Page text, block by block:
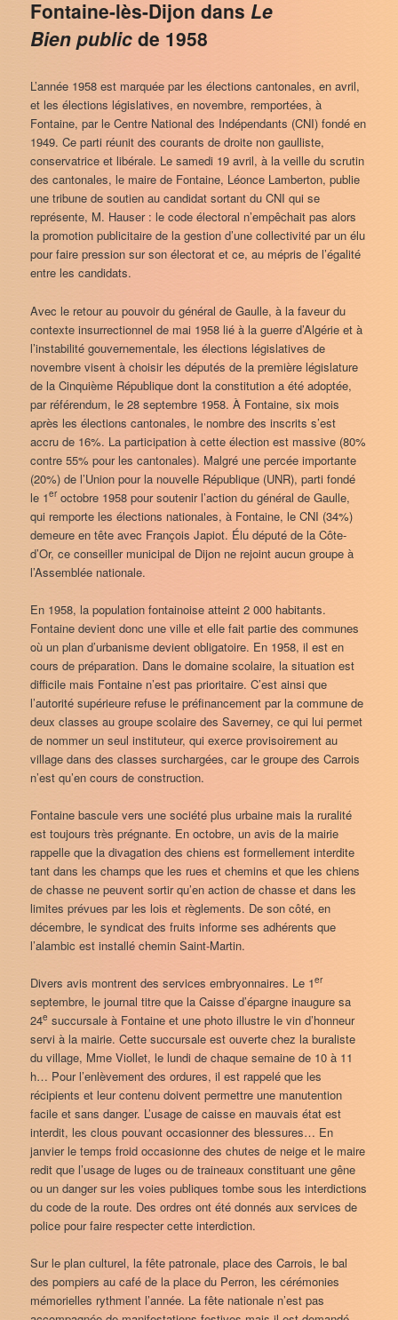
Fontaine-lès-Dijon dans Le
Bien public de 1958
L’année 1958 est marquée par les élections cantonales, en avril,
et les élections législatives, en novembre, remportées, à
Fontaine, par le Centre National des Indépendants (CNI) fondé en
1949. Ce parti réunit des courants de droite non gaulliste,
conservatrice et libérale. Le samedi 19 avril, à la veille du scrutin
des cantonales, le maire de Fontaine, Léonce Lamberton, publie
une tribune de soutien au candidat sortant du CNI qui se
représente, M. Hauser : le code électoral n’empêchait pas alors
la promotion publicitaire de la gestion d’une collectivité par un élu
pour faire pression sur son électorat et ce, au mépris de l’égalité
entre les candidats.
Avec le retour au pouvoir du général de Gaulle, à la faveur du
contexte insurrectionnel de mai 1958 lié à la guerre d’Algérie et à
l’instabilité gouvernementale, les élections législatives de
novembre visent à choisir les députés de la première législature
de la Cinquième République dont la constitution a été adoptée,
par référendum, le 28 septembre 1958. À Fontaine, six mois
après les élections cantonales, le nombre des inscrits s’est
accru de 16%. La participation à cette élection est massive (80%
contre 55% pour les cantonales). Malgré une percée importante
(20%) de l’Union pour la nouvelle République (UNR), parti fondé
le 1eroctobre 1958 pour soutenir l’action du général de Gaulle,
qui remporte les élections nationales, à Fontaine, le CNI (34%)
demeure en tête avec François Japiot. Élu député de la Côte-
d’Or, ce conseiller municipal de Dijon ne rejoint aucun groupe à
l’Assemblée nationale.
En 1958, la population fontainoise atteint 2 000 habitants.
Fontaine devient donc une ville et elle fait partie des communes
où un plan d’urbanisme devient obligatoire. En 1958, il est en
cours de préparation. Dans le domaine scolaire, la situation est
difficile mais Fontaine n’est pas prioritaire. C’est ainsi que
l’autorité supérieure refuse le préfinancement par la commune de
deux classes au groupe scolaire des Saverney, ce qui lui permet
de nommer un seul instituteur, qui exerce provisoirement au
village dans des classes surchargées, car le groupe des Carrois
n’est qu’en cours de construction.
Fontaine bascule vers une société plus urbaine mais la ruralité
est toujours très prégnante. En octobre, un avis de la mairie
rappelle que la divagation des chiens est formellement interdite
tant dans les champs que les rues et chemins et que les chiens
de chasse ne peuvent sortir qu’en action de chasse et dans les
limites prévues par les lois et règlements. De son côté, en
décembre, le syndicat des fruits informe ses adhérents que
l’alambic est installé chemin Saint-Martin.
Divers avis montrent des services embryonnaires. Le 1er
septembre, le journal titre que la Caisse d’épargne inaugure sa
24e succursale à Fontaine et une photo illustre le vin d’honneur
servi à la mairie. Cette succursale est ouverte chez la buraliste
du village, Mme Viollet, le lundi de chaque semaine de 10 à 11
h… Pour l’enlèvement des ordures, il est rappelé que les
récipients et leur contenu doivent permettre une manutention
facile et sans danger. L’usage de caisse en mauvais état est
interdit, les clous pouvant occasionner des blessures… En
janvier le temps froid occasionne des chutes de neige et le maire
redit que l’usage de luges ou de traineaux constituant une gêne
ou un danger sur les voies publiques tombe sous les interdictions
du code de la route. Des ordres ont été donnés aux services de
police pour faire respecter cette interdiction.
Sur le plan culturel, la fête patronale, place des Carrois, le bal
des pompiers au café de la place du Perron, les cérémonies
mémorielles rythment l’année. La fête nationale n’est pas